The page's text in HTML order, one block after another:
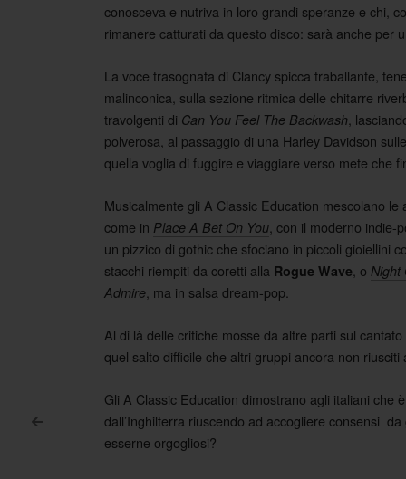
Post navigation
<
conosceva e nutriva in loro grandi speranze e chi,
rimanere catturati da questo disco: sarà anche per
La voce trasognata di Clancy spicca traballante,
malinconica, sulla sezione ritmica delle chitarre
travolgenti di Can You Feel The Backwash ,
polverosa, al passaggio di una Harley Davidson
quella voglia di fuggire e viaggiare verso mete che
Musicalmente gli A Classic Education mescolano
come in Place A Bet On You , con il moderno
un pizzico di gothic che sfociano in piccoli gioiellini
stacchi riempiti da coretti alla Rogue Wave , o Night
Admire , ma in salsa dream-pop.
Al di là delle critiche mosse da altre parti sul
quel salto difficile che altri gruppi ancora non
Gli A Classic Education dimostrano agli italiani che
dall’Inghilterra riuscendo ad accogliere consensi
esserne orgogliosi?